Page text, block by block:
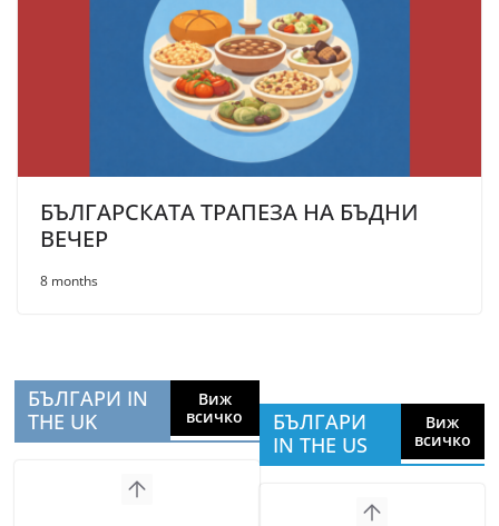
БЪЛГАРСКАТА ТРАПЕЗА НА БЪДНИ
ВЕЧЕР
8 months
БЪЛГАРИ IN
THE UK
Виж
всичко
БЪЛГАРИ
IN THE US
Виж
всичко